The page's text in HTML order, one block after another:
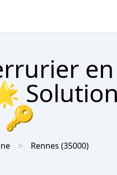
🔑
Rennes (35000)